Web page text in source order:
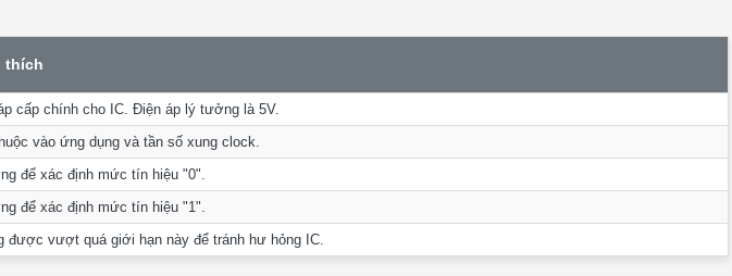
thích
cấp chính cho IC. Điện áp lý tưởng là 5V.
vào ứng dụng và tần số xung clock.
để xác định mức tín hiệu "0".
để xác định mức tín hiệu "1".
được vượt quá giới hạn này để tránh hư hỏng IC.